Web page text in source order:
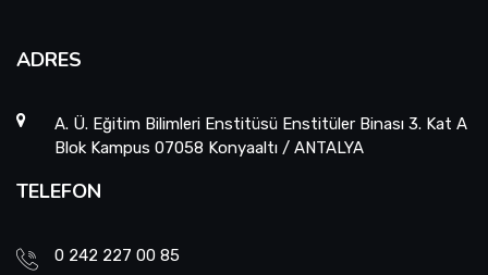
ADRES
A. Ü. Eğitim Bilimleri Enstitüsü Enstitüler Binası 3. Kat A
Blok Kampus 07058 Konyaaltı / ANTALYA
TELEFON
0 242 227 00 85